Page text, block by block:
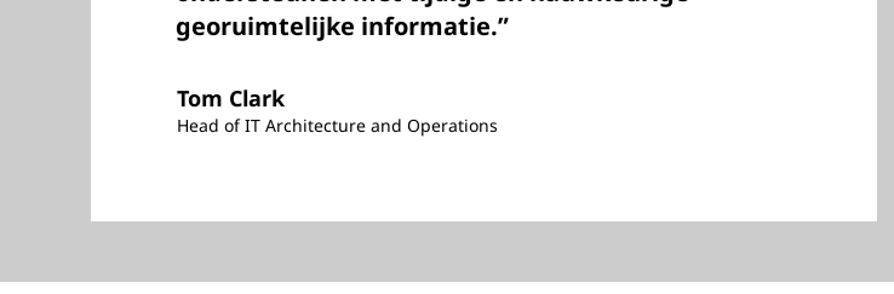
georuimtelijke informatie.”
Tom Clark
Head of IT Architecture and Operations